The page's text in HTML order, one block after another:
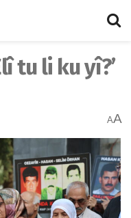
tu li ku yî?’
AA